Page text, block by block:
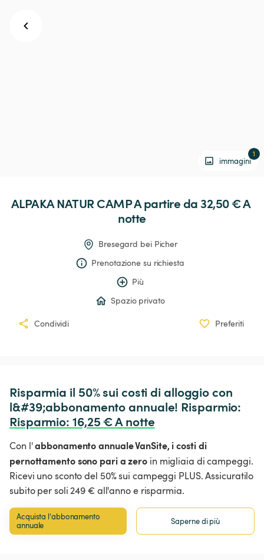
immagini
1
ALPAKANATUR CAMP A partire da 32,50 € A
notte
Bresegard bei Picher
Prenotazione su richiesta
Più
Spazio privato
Condividi Preferiti
Risparmia il 50% sui costi di alloggio con
l&#39;abbonamento annuale! Risparmio:
Risparmio: 16,25 € A notte
Con l'abbonamento annuale VanSite, i costi di
pernottamento sono pari a zero in migliaia di campeggi.
Ricevi uno sconto del 50% sui campeggi PLUS. Assicuratilo
subito per soli 249 € all'anno e risparmia.
Acquista l'abbonamento
annuale
Saperne di più